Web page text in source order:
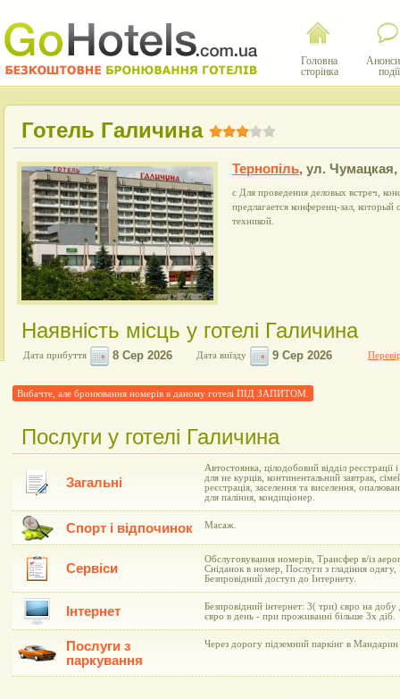
Головна
сторінка
події
Готель Галичина
Тернопіль, ул. Чумацкая,
с Для проведения деловых встреч,
предлагается конференц-зал,
техникой.
Наявність місць у готелі Галичина
Дата прибуття Дата виїзду
Вибачте, але бронювання номерів в даному готелі ПІД ЗАПИТОМ.
Послуги у готелі Галичина
Загальні
Автостоянка, цілодобовий відділ
для не курців, континентальний завтрак,
реєстрація, заселення та виселення,
для паління, кондиціонер.
Спорт і відпочинок Масаж.
Сервіси
Обслуговування номерів, Трансфер в/із
Сніданок в номер, Послуги з гладіння
Безпровідний доступ до Інтернету.
Інтернет
Безпровідний інтернет: 3( три) євро на
євро в день - при проживанні більше 3х діб.
Послуги з
паркування
Через дорогу підземний паркінг в